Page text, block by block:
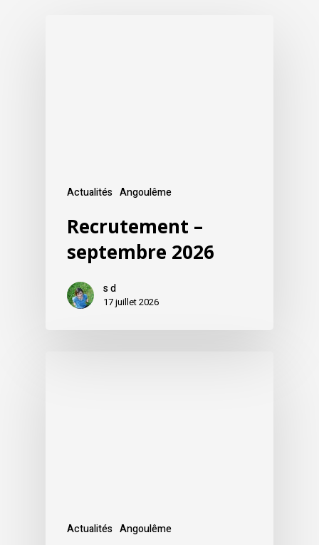
Actualités Angoulême
Recrutement –
septembre 2026
s d
17 juillet 2026
Actualités Angoulême